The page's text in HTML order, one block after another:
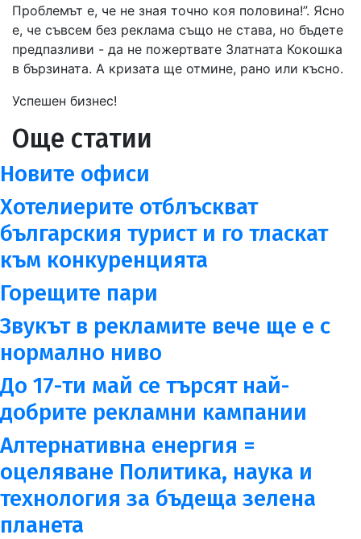
Проблемът е, че не зная точно коя половина!”. Ясно
е, че съвсем без реклама също не става, но бъдете
предпазливи - да не пожертвате Златната Кокошка
в бързината. А кризата ще отмине, рано или късно.
Успешен бизнес!
Още статии
Новите офиси
Хотелиерите отблъскват
българския турист и го тласкат
към конкуренцията
Горещите пари
Звукът в рекламите вече ще е с
нормално ниво
До 17-ти май се търсят най-
добрите рекламни кампании
Алтернативна енергия =
оцеляване Политика, наука и
технология за бъдеща зелена
планета